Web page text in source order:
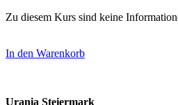
Zu diesem Kurs sind keine
In den Warenkorb
Urania Steiermark